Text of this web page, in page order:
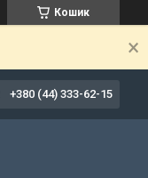
Кошик
+380 (44) 333-62-15